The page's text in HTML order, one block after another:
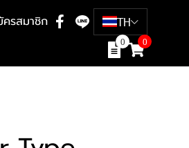
รสมาชิก TH
0 0